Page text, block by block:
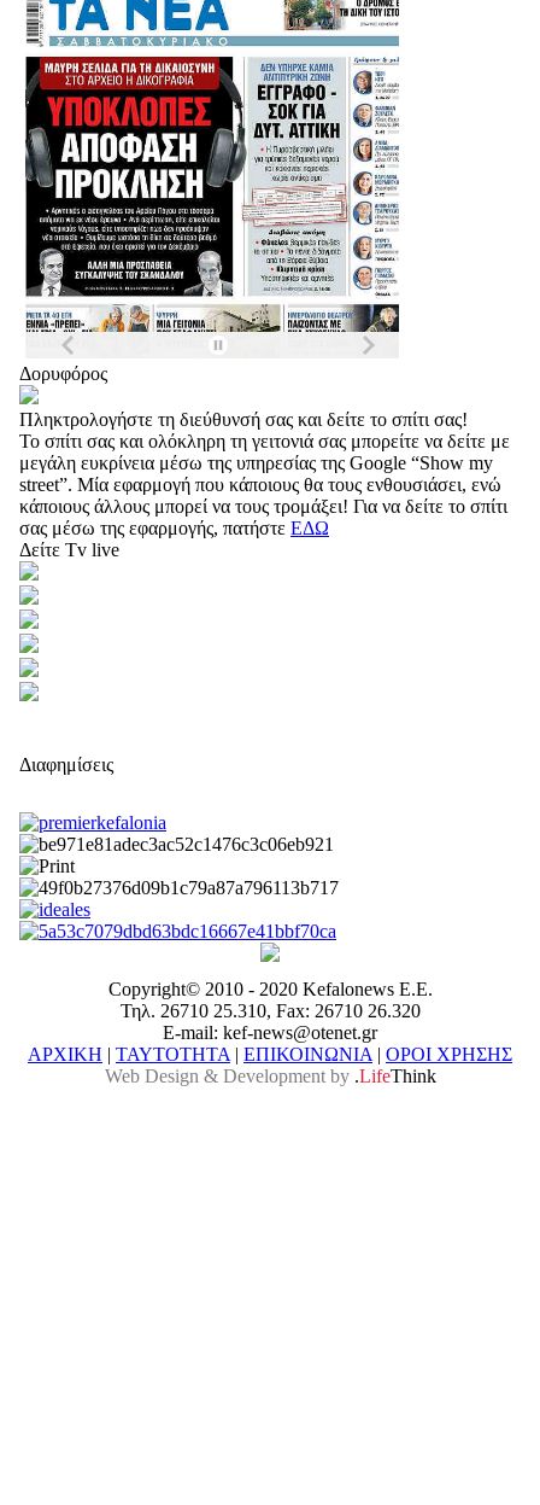
Δορυφόρος
Πληκτρολογήστε τη διεύθυνσή σας και δείτε το σπίτι σας!
Το σπίτι σας και ολόκληρη τη γειτονιά σας μπορείτε να δείτε με
μεγάλη ευκρίνεια μέσω της υπηρεσίας της Google “Show my
street”. Μία εφαρμογή που κάποιους θα τους ενθουσιάσει, ενώ
κάποιους άλλους μπορεί να τους τρομάξει! Για να δείτε το σπίτι
σας μέσω της εφαρμογής, πατήστε ΕΔΩ
Δείτε Tv live
Διαφημίσεις
Copyright© 2010 - 2020 Kefalonews Ε.E.
Τηλ. 26710 25.310, Fax: 26710 26.320
E-mail: kef-news@otenet.gr
ΑΡΧΙΚΗ | ΤΑΥΤΟΤΗΤΑ | ΕΠΙΚΟΙΝΩΝΙΑ | ΟΡΟΙ ΧΡΗΣΗΣ
Web Design & Development by .LifeThink